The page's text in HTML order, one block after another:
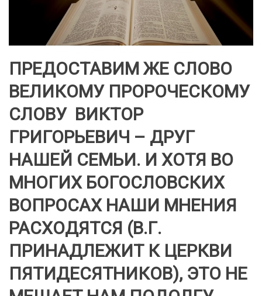
ПРЕДОСТАВИМ ЖЕ СЛОВО
ВЕЛИКОМУ ПРОРОЧЕСКОМУ
СЛОВУ ВИКТОР
ГРИГОРЬЕВИЧ – ДРУГ
НАШЕЙ СЕМЬИ. И ХОТЯ ВО
МНОГИХ БОГОСЛОВСКИХ
ВОПРОСАХ НАШИ МНЕНИЯ
РАСХОДЯТСЯ (В.Г.
ПРИНАДЛЕЖИТ К ЦЕРКВИ
ПЯТИДЕСЯТНИКОВ), ЭТО НЕ